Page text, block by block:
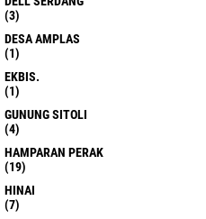
(3)
DESA AMPLAS
(1)
EKBIS.
(1)
GUNUNG SITOLI
(4)
HAMPARAN PERAK
(19)
HINAI
(7)